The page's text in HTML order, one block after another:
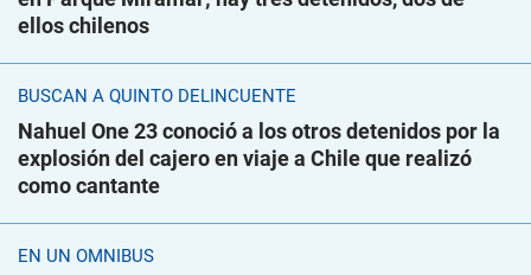
ellos chilenos
BUSCAN A QUINTO DELINCUENTE
Nahuel One 23 conoció a los otros detenidos por la
explosión del cajero en viaje a Chile que realizó
como cantante
EN UN ÓMNIBUS